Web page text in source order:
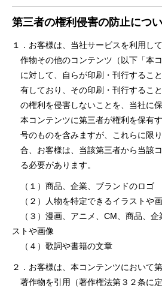
第三者の権利侵害の防⽌につ
１．お客様は、当社サービスを利⽤し
作物その他のコンテンツ（以下「本
に対して、⾃らが印刷・刊⾏するこ
有しており、その印刷・刊⾏するこ
の権利を侵害しないことを、当社に
本コンテンツに第三者が権利を保有
号のものを含みますが、これらに限
合、お客様は、当該第三者から当該
る必要があります。
（１）商品、企業、ブランドのロゴ
（２）⼈物を特定できるイラストや
（３）漫画、アニメ、CM、商品、
ストや画像
（４）歌詞や書籍の⽂章
２．お客様は、本コンテンツにおいて
著作物を引⽤（著作権法第３２条に